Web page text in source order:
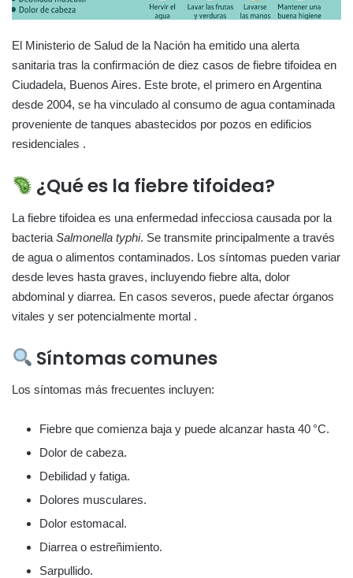
El Ministerio de Salud de la Nación ha emitido una alerta
sanitaria tras la confirmación de diez casos de fiebre tifoidea en
Ciudadela, Buenos Aires. Este brote, el primero en Argentina
desde 2004, se ha vinculado al consumo de agua contaminada
proveniente de tanques abastecidos por pozos en edificios
residenciales .
¿Qué es la fiebre tifoidea?
La fiebre tifoidea es una enfermedad infecciosa causada por la
bacteria Salmonella typhi. Se transmite principalmente a través
de agua o alimentos contaminados. Los síntomas pueden variar
desde leves hasta graves, incluyendo fiebre alta, dolor
abdominal y diarrea. En casos severos, puede afectar órganos
vitales y ser potencialmente mortal .
Síntomas comunes
Los síntomas más frecuentes incluyen:
Fiebre que comienza baja y puede alcanzar hasta 40 °C.
Dolor de cabeza.
Debilidad y fatiga.
Dolores musculares.
Dolor estomacal.
Diarrea o estreñimiento.
Sarpullido.